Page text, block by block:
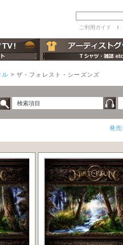
ご利用ガイド ｌ
ル > ザ・フォレスト・シーズンズ
検索項目
発